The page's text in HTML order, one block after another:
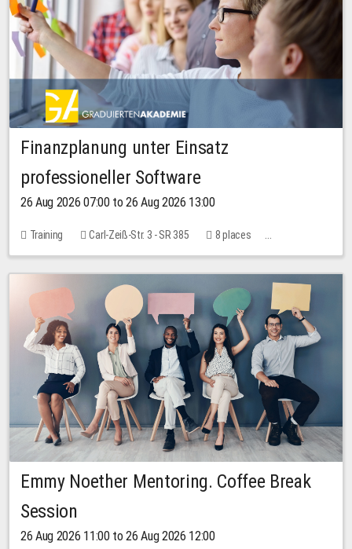
Finanzplanung unter Einsatz
professioneller Software
26 Aug 2026 07:00 to 26 Aug 2026 13:00
Training Carl-Zeiß-Str. 3 - SR 385
8 places
20.00 EUR
Emmy Noether Mentoring. Coffee Break
Session
26 Aug 2026 11:00 to 26 Aug 2026 12:00